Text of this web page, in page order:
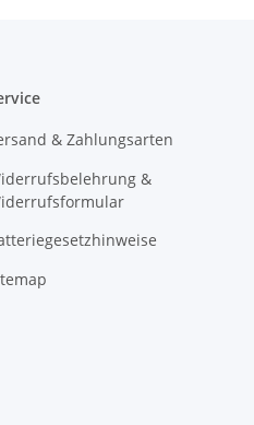
& Zahlungsarten
&